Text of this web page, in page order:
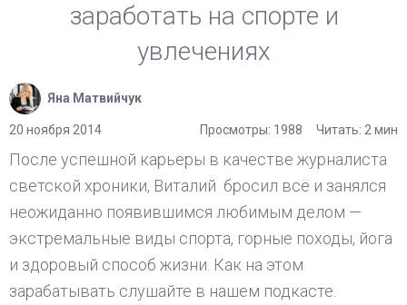
заработать на спорте и
увлечениях
Яна Матвийчук
20 ноября 2014 Читать: 2 мин
Просмотры: 1988
После успешной карьеры в качестве журналиста
светской хроники, Виталий бросил всё и занялся
неожиданно появившимся любимым делом —
экстремальные виды спорта, горные походы, йога
и здоровый способ жизни. Как на этом
зарабатывать слушайте в нашем подкасте.